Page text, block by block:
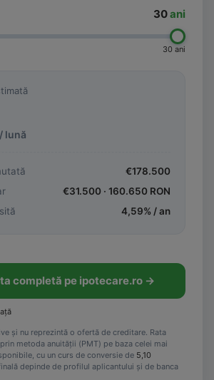
30ani
30 ani
lună
€178.500
€31.500 · 160.650 RON
4,59% / an
completă pe ipotecare.ro →
și nu reprezintă o ofertă de creditare. Rata
metoda anuității (PMT) pe baza celei mai
cu un curs de conversie de 5,10
depinde de profilul aplicantului și de banca